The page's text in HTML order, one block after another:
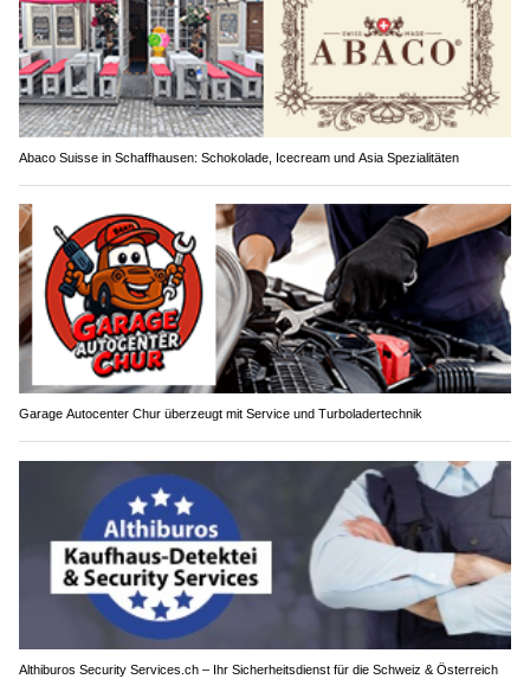
Abaco Suisse in Schaffhausen: Schokolade, Icecream und Asia Spezialitäten
Garage Autocenter Chur überzeugt mit Service und Turboladertechnik
Althiburos Security Services.ch – Ihr Sicherheitsdienst für die Schweiz & Österreich